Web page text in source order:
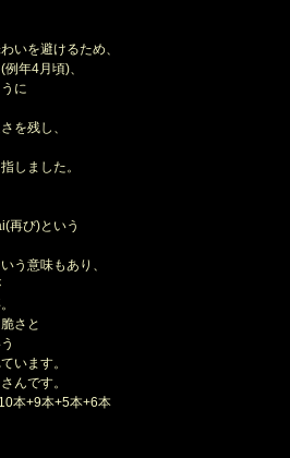
いを避けるため、
年4月頃)、
に
を残し、
しました。
再び)という
う意味もあり、
さと
います。
んです。
本+9本+5本+6本